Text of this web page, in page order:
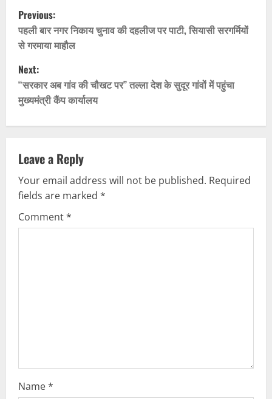
P
o
s
t
n
v
i
g
Previous:
पहली बार नगर निकाय चुनाव की दहलीज पर पाटी, सियासी सरगर्मियों
से गरमाया माहौल
Next:
“सरकार अब गांव की चौखट पर” तल्ला देश के सुदूर गांवों में पहुंचा
मुख्यमंत्री कैंप कार्यालय
Leave a Reply
Your email address will not be published. Required
fields are marked *
Comment*
Name*